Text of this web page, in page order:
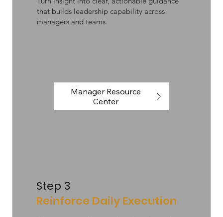
that builds leadership capability across
managers and teams.
Manager Resource
Center
Step 3
Reinforce Daily Execution